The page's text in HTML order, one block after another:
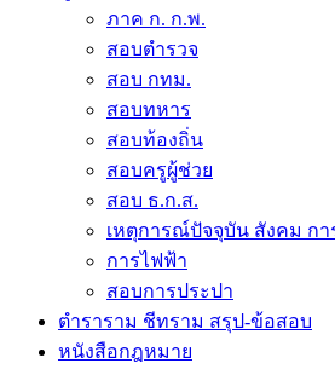
ภาค ก. ก.พ.
สอบตำรวจ
สอบ กทม.
สอบทหาร
สอบท้องถิ่น
สอบครูผู้ช่วย
สอบ ธ.ก.ส.
เหตุการณ์ปัจจุบัน สังคม กา
การไฟฟ้า
สอบการประปา
ตำราราม ชีทราม สรุป-ข้อสอบ
หนังสือกฎหมาย